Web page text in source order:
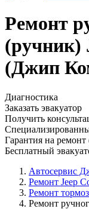
Ремонт
(ручник)
(Джип
Диагностика
Заказать эвакуатор
Получить
Гарантия на
Бесплатный
Автосервис
Ремонт Jeep
Ремонт
Ремонт